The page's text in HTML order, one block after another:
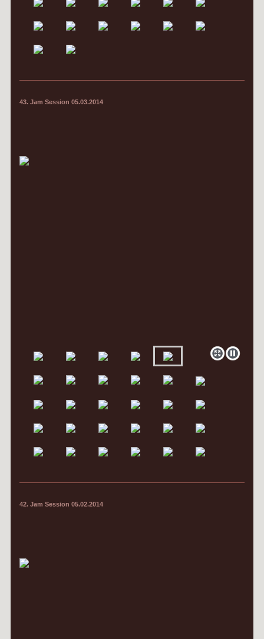
43. Jam Session 05.03.2014
42. Jam Session 05.02.2014